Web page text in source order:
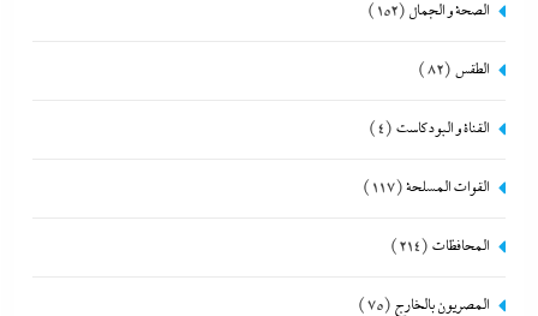
الصحة و الجمال (152)
الطقس (82)
القناة و البودكاست (4)
القوات المسلحة(117)
المحافظات (214)
المصريون بالخارج (75)